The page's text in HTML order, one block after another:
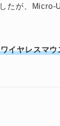
たが、Micro-
イヤレスマ